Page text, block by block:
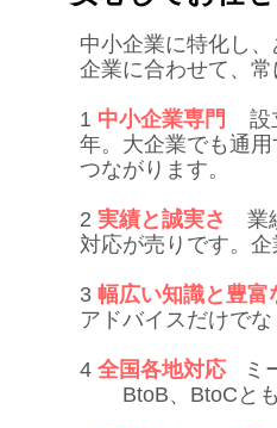
中小企業に特化し
企業に合わせて、
1 中小企業専門
設
年。大企業でも通
つながります。
2 実績と誠実さ
業
対応が売りです。
​3 幅広い知識と豊富
アドバイスだけで
4 全国各地対応 ミ
BtoB、BtoCとも